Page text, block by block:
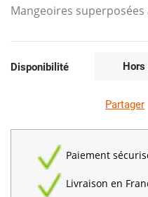
Mangeoires superposées
Disponibilité
Partager
Paiement
Livraison en